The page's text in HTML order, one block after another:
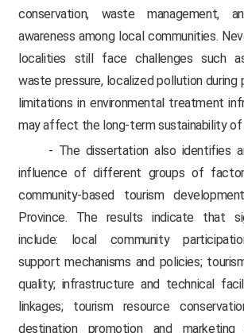
conservation, waste management,
awareness among local communities.
localities still face challenges such
waste pressure, localized pollution during
limitations in environmental treatment
may affect the long-term sustainability of
- The dissertation also identifies
influence of different groups of
community-based tourism
Province. The results indicate that
include: local community
support mechanisms and policies;
quality; infrastructure and technical
linkages; tourism resource
destination promotion and marketing